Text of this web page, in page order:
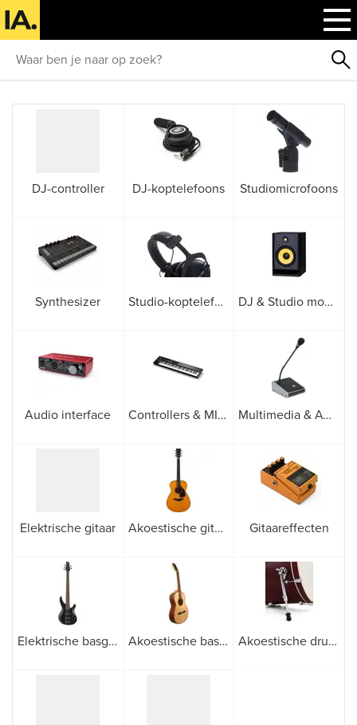
DJ-controller DJ-koptelefoons Studiomicrofoons
Synthesizer Studio-koptelefoons DJ & Studio monitor
Audio interface Controllers & MIDI apparatuur Multimedia & AV-microfoons
Elektrische gitaar Akoestische gitaar Gitaareffecten
Elektrische basgitaren Akoestische basgitaar Akoestische drums